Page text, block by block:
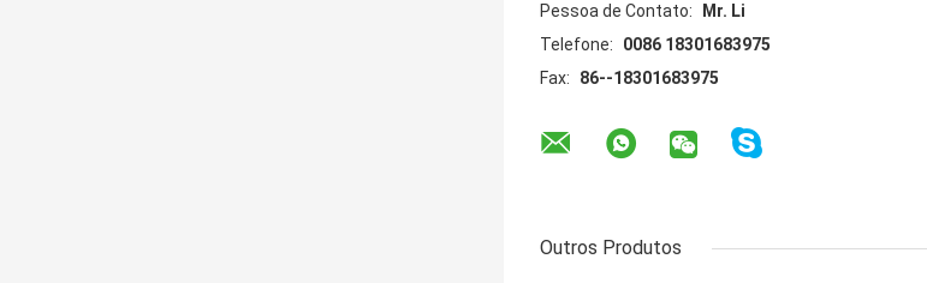
Pessoa de Contato:
Mr. Li
Telefone:
0086 18301683975
Fax:
86--18301683975
Outros Produtos